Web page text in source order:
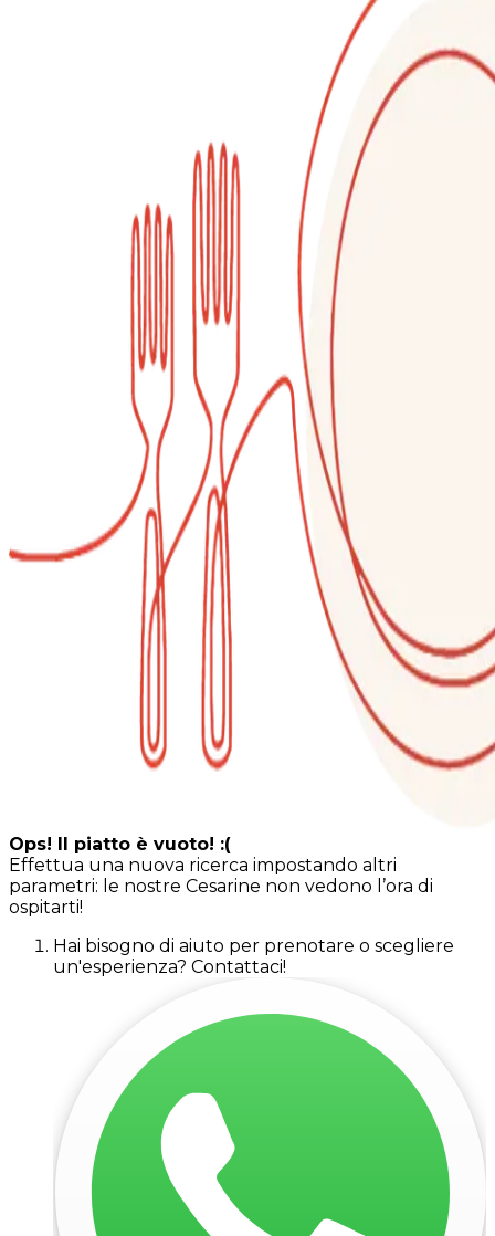
Ops! Il piatto è vuoto! :(
Effettua una nuova ricerca impostando altri
parametri: le nostre Cesarine non vedono l’ora di
ospitarti!
Hai bisogno di aiuto per prenotare o scegliere
un'esperienza? Contattaci!